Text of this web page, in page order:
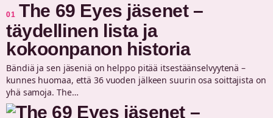
01 The 69 Eyes jäsenet –
täydellinen lista ja
kokoonpanon historia
Bändiä ja sen jäseniä on helppo pitää itsestäänselvyytenä –
kunnes huomaa, että 36 vuoden jälkeen suurin osa soittajista on
yhä samoja. The…